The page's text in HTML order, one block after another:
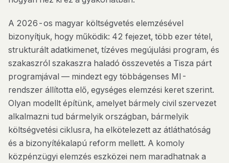
A 2026-os magyar költségvetés elemzésével
bizonyítjuk, hogy működik: 42 fejezet, több ezer tétel,
strukturált adatkimenet, tízéves megújulási program, és
szakaszról szakaszra haladó összevetés a Tisza párt
programjával — mindezt egy többágenses MI-
rendszer állította elő, egységes elemzési keret szerint.
Olyan modellt építünk, amelyet bármely civil szervezet
alkalmazni tud bármelyik országban, bármelyik
költségvetési ciklusra, ha elkötelezett az átláthatóság
és a bizonyítékalapú reform mellett. A komoly
közpénzügyi elemzés eszközei nem maradhatnak a